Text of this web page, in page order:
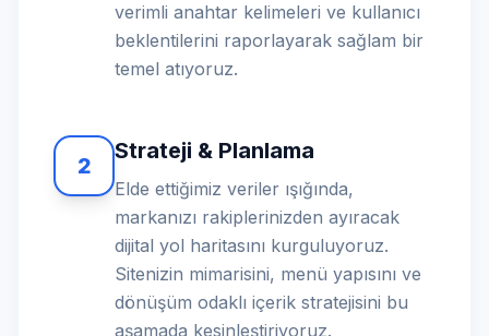
verimli anahtar kelimeleri ve kullanıcı
beklentilerini raporlayarak sağlam bir
temel atıyoruz.
2
Strateji & Planlama
Elde ettiğimiz veriler ışığında,
markanızı rakiplerinizden ayıracak
dijital yol haritasını kurguluyoruz.
Sitenizin mimarisini, menü yapısını ve
dönüşüm odaklı içerik stratejisini bu
aşamada kesinleştiriyoruz.